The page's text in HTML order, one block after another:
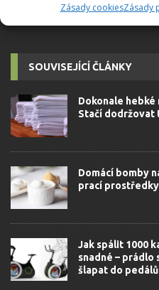
Zásady cookiesZásady
SOUVISEJÍCÍ ČLÁNKY
Dokonale
Stačí dodržovat
Domácí bomby
prací
Jak spálit 1000
snadné –
šlapat do pedálů